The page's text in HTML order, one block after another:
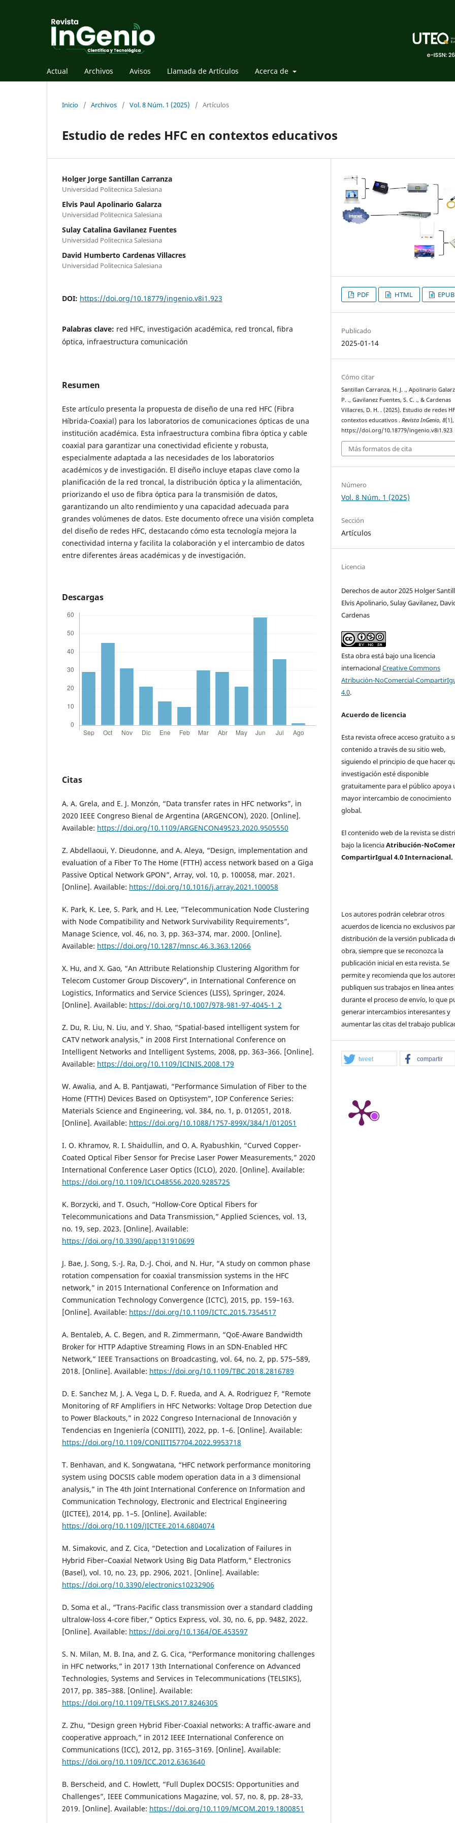
Actual Archivos Avisos Llamada de Artículos Acerca de
Inicio / Archivos / Vol. 8 Núm. 1 (2025) / Artículos
Estudio de redes HFC en contextos educativos
Holger Jorge Santillan Carranza
Universidad Politecnica Salesiana
Elvis Paul Apolinario Galarza
Universidad Politecnica Salesiana
Sulay Catalina Gavilanez Fuentes
Universidad Politecnica Salesiana
David Humberto Cardenas Villacres
Universidad Politecnica Salesiana
DOI: https://doi.org/10.18779/ingenio.v8i1.923
Palabras clave: red HFC, investigación académica, red troncal, fibra
óptica, infraestructura comunicación
Resumen
Este artículo presenta la propuesta de diseño de una red HFC (Fibra
Híbrida-Coaxial) para los laboratorios de comunicaciones ópticas de una
institución académica. Esta infraestructura combina fibra óptica y cable
coaxial para garantizar una conectividad eficiente y robusta,
especialmente adaptada a las necesidades de los laboratorios
académicos y de investigación. El diseño incluye etapas clave como la
planificación de la red troncal, la distribución óptica y la alimentación,
priorizando el uso de fibra óptica para la transmisión de datos,
garantizando un alto rendimiento y una capacidad adecuada para
grandes volúmenes de datos. Este documento ofrece una visión completa
del diseño de redes HFC, destacando cómo esta tecnología mejora la
conectividad interna y facilita la colaboración y el intercambio de datos
entre diferentes áreas académicas y de investigación.
Descargas
Citas
A. A. Grela, and E. J. Monzón, “Data transfer rates in HFC networks”, in
2020 IEEE Congreso Bienal de Argentina (ARGENCON), 2020. [Online].
Available: https://doi.org/10.1109/ARGENCON49523.2020.9505550
Z. Abdellaoui, Y. Dieudonne, and A. Aleya, “Design, implementation and
evaluation of a Fiber To The Home (FTTH) access network based on a Giga
Passive Optical Network GPON”, Array, vol. 10, p. 100058, mar. 2021.
[Online]. Available: https://doi.org/10.1016/j.array.2021.100058
K. Park, K. Lee, S. Park, and H. Lee, “Telecommunication Node Clustering
with Node Compatibility and Network Survivability Requirements”,
Manage Science, vol. 46, no. 3, pp. 363–374, mar. 2000. [Online].
Available: https://doi.org/10.1287/mnsc.46.3.363.12066
X. Hu, and X. Gao, “An Attribute Relationship Clustering Algorithm for
Telecom Customer Group Discovery”, in International Conference on
Logistics, Informatics and Service Sciences (LISS), Springer, 2024.
[Online]. Available: https://doi.org/10.1007/978-981-97-4045-1_2
Z. Du, R. Liu, N. Liu, and Y. Shao, “Spatial-based intelligent system for
CATV network analysis,” in 2008 First International Conference on
Intelligent Networks and Intelligent Systems, 2008, pp. 363–366. [Online].
Available: https://doi.org/10.1109/ICINIS.2008.179
W. Awalia, and A. B. Pantjawati, “Performance Simulation of Fiber to the
Home (FTTH) Devices Based on Optisystem”, IOP Conference Series:
Materials Science and Engineering, vol. 384, no. 1, p. 012051, 2018.
[Online]. Available: https://doi.org/10.1088/1757-899X/384/1/012051
I. O. Khramov, R. I. Shaidullin, and O. A. Ryabushkin, “Curved Copper-
Coated Optical Fiber Sensor for Precise Laser Power Measurements,” 2020
International Conference Laser Optics (ICLO), 2020. [Online]. Available:
https://doi.org/10.1109/ICLO48556.2020.9285725
K. Borzycki, and T. Osuch, “Hollow-Core Optical Fibers for
Telecommunications and Data Transmission,” Applied Sciences, vol. 13,
no. 19, sep. 2023. [Online]. Available:
https://doi.org/10.3390/app131910699
J. Bae, J. Song, S.-J. Ra, D.-J. Choi, and N. Hur, “A study on common phase
rotation compensation for coaxial transmission systems in the HFC
network,” in 2015 International Conference on Information and
Communication Technology Convergence (ICTC), 2015, pp. 159–163.
[Online]. Available: https://doi.org/10.1109/ICTC.2015.7354517
A. Bentaleb, A. C. Begen, and R. Zimmermann, “QoE-Aware Bandwidth
Broker for HTTP Adaptive Streaming Flows in an SDN-Enabled HFC
Network,” IEEE Transactions on Broadcasting, vol. 64, no. 2, pp. 575–589,
2018. [Online]. Available: https://doi.org/10.1109/TBC.2018.2816789
D. E. Sanchez M, J. A. Vega L, D. F. Rueda, and A. A. Rodriguez F, “Remote
Monitoring of RF Amplifiers in HFC Networks: Voltage Drop Detection due
to Power Blackouts,” in 2022 Congreso Internacional de Innovación y
Tendencias en Ingeniería (CONIITI), 2022, pp. 1–6. [Online]. Available:
https://doi.org/10.1109/CONIITI57704.2022.9953718
T. Benhavan, and K. Songwatana, “HFC network performance monitoring
system using DOCSIS cable modem operation data in a 3 dimensional
analysis,” in The 4th Joint International Conference on Information and
Communication Technology, Electronic and Electrical Engineering
(JICTEE), 2014, pp. 1–5. [Online]. Available:
https://doi.org/10.1109/JICTEE.2014.6804074
M. Simakovic, and Z. Cica, “Detection and Localization of Failures in
Hybrid Fiber–Coaxial Network Using Big Data Platform,” Electronics
(Basel), vol. 10, no. 23, pp. 2906, 2021. [Online]. Available:
https://doi.org/10.3390/electronics10232906
D. Soma et al., “Trans-Pacific class transmission over a standard cladding
ultralow-loss 4-core fiber,” Optics Express, vol. 30, no. 6, pp. 9482, 2022.
[Online]. Available: https://doi.org/10.1364/OE.453597
S. N. Milan, M. B. Ina, and Z. G. Cica, “Performance monitoring challenges
in HFC networks,” in 2017 13th International Conference on Advanced
Technologies, Systems and Services in Telecommunications (TELSIKS),
2017, pp. 385–388. [Online]. Available:
https://doi.org/10.1109/TELSKS.2017.8246305
Z. Zhu, “Design green Hybrid Fiber-Coaxial networks: A traffic-aware and
cooperative approach,” in 2012 IEEE International Conference on
Communications (ICC), 2012, pp. 3165–3169. [Online]. Available:
https://doi.org/10.1109/ICC.2012.6363640
B. Berscheid, and C. Howlett, “Full Duplex DOCSIS: Opportunities and
Challenges”, IEEE Communications Magazine, vol. 57, no. 8, pp. 28–33,
2019. [Online]. Available: https://doi.org/10.1109/MCOM.2019.1800851
PDF HTML EPUB
Publicado
2025-01-14
Cómo citar
Santillan Carranza, H. J. ., Apolinario
P. ., Gavilanez Fuentes, S. C. ., & Cardenas
Villacres, D. H. . (2025). Estudio de redes
contextos educativos .Revista InGenio,8(1),
https://doi.org/10.18779/ingenio.v8i1.923
Más formatos de cita
Número
Vol. 8 Núm. 1 (2025)
Sección
Artículos
Licencia
Derechos de autor 2025 Holger
Elvis Apolinario, Sulay Gavilanez,
Cardenas
Esta obra está bajo una licencia
internacionalCreative Commons
Atribución-NoComercial-
4.0.
Acuerdo de licencia
Esta revista ofrece acceso gratuito a
contenido a través de su sitio web,
siguiendo el principio de que hacer
investigación esté disponible
gratuitamente para el público apoya
mayor intercambio de conocimiento
global.
El contenido web de la revista se
bajo la licenciaAtribución-
CompartirIgual 4.0 Internacional.
Los autores podrán celebrar otros
acuerdos de licencia no exclusivos
distribución de la versión publicada
obra, siempre que se reconozca la
publicación inicial en esta revista. Se
permite y recomienda que los
publiquen sus trabajos en línea antes
durante el proceso de envío, lo que
generar intercambios interesantes y
aumentar las citas del trabajo
tweet compartir